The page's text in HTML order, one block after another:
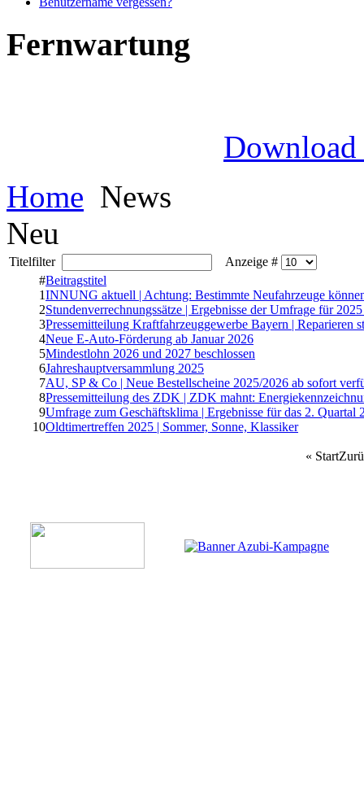
Fernwartung
Download
Home News
Neu
Titelfilter
Anzeige #
#Beitragstitel
1INNUNG aktuell | Achtung: Bestimmte Neufahrzeuge
2Stundenverrechnungssätze | Ergebnisse der Umfrage für
3Pressemitteilung Kraftfahrzeuggewerbe Bayern |
4Neue E-Auto-Förderung ab Januar 2026
5Mindestlohn 2026 und 2027 beschlossen
6Jahreshauptversammlung 2025
7AU, SP & Co | Neue Bestellscheine 2025/2026 ab sofort
8Pressemitteilung des ZDK | ZDK mahnt:
9Umfrage zum Geschäftsklima | Ergebnisse für das 2. Quartal
10Oldtimertreffen 2025 | Sommer, Sonne, Klassiker
« Start